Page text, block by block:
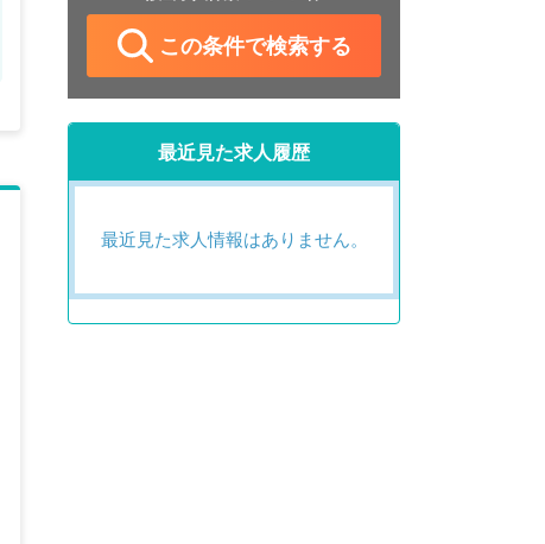
この条件で検索する
最近見た求人履歴
最近見た求人情報はありません。